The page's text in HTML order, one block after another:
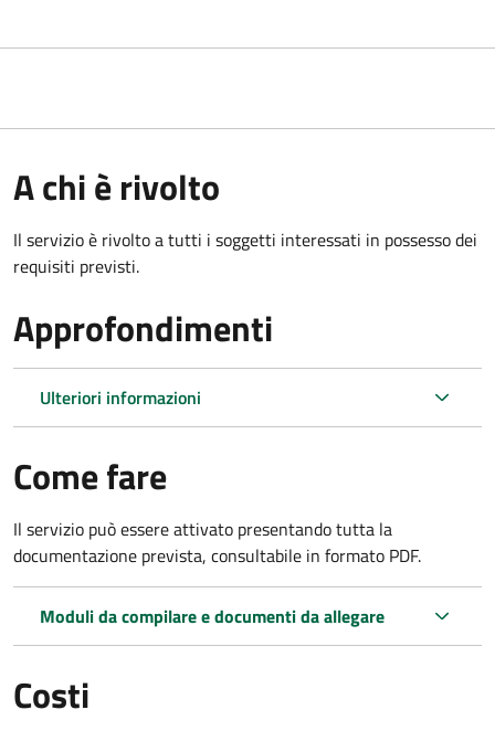
A chi è rivolto
Il servizio è rivolto a tutti i soggetti interessati in possesso dei
requisiti previsti.
Approfondimenti
Ulteriori informazioni
Come fare
Il servizio può essere attivato presentando tutta la
documentazione prevista, consultabile in formato PDF.
Moduli da compilare e documenti da allegare
Costi